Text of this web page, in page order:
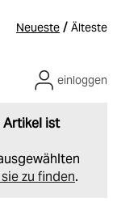
Neueste / Älteste
Artikel ist
zu finden.
einloggen